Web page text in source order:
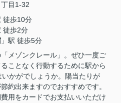
丁目1-32
徒歩10分
徒歩2分
」駅 徒歩5分
メゾンクレール」。ぜひ一度ご
ことなく行動するために駅から
かがでしょうか。陽当たりが
約出来ますのでおすすめです。
用をカードでお支払いいただけ